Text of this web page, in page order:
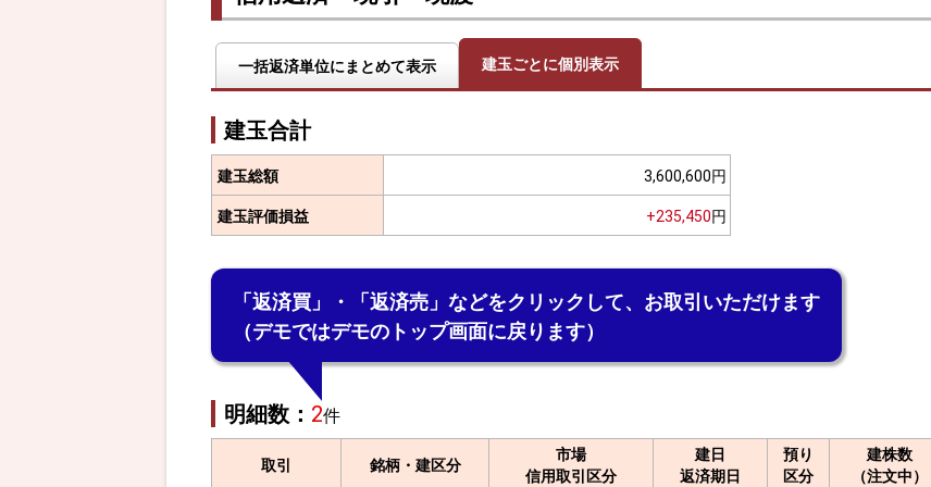
一括返済単位に まとめて表示 建玉ごとに個別表示
建玉合計
建玉総額 3,600,600円
建玉評価損益 +235,450円
「返済買」・「返済売」などをクリックして、お取引いただけます
（デモではデモのトップ画面に戻ります）
明細数： 2件
取引 銘柄・建区分
市場
信用取引区分
建日
返済期日
預り
区分
建株数
（注文中）